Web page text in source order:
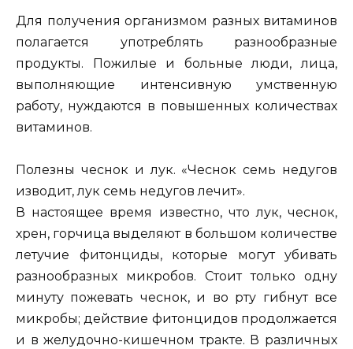
Для получения организмом разных витаминов
полагается употреблять разнообразные
продукты. Пожилые и больные люди, лица,
выполняющие интенсивную умственную
работу, нуждаются в повышенных количествах
витаминов.
Полезны чеснок и лук. «Чеснок семь недугов
изводит, лук семь недугов лечит».
В настоящее время известно, что лук, чеснок,
хрен, горчица выделяют в большом количестве
летучие фитонциды, которые могут убивать
разнообразных микробов. Стоит только одну
минуту пожевать чеснок, и во рту гибнут все
микробы; дей­ствие фитонцидов продолжается
и в желудочно-кишечном тракте. В различных